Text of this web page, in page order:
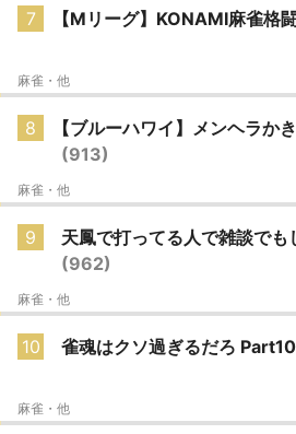
7 【Mリーグ】KONAMI麻雀
麻雀・他
8
【ブルーハワイ】メンヘラか
(913)
麻雀・他
9
天鳳で打ってる人で雑談で
(962)
麻雀・他
10 雀魂はクソ過ぎるだろ
麻雀・他